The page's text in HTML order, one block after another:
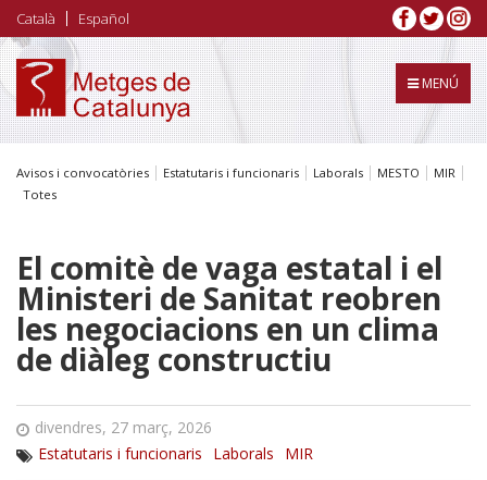
Vés
al
contingut
Català Español
MENÚ
Avisos i convocatòries Estatutaris i funcionaris Laborals MESTO
MIR
Totes
El comitè de vaga estatal i el
Ministeri de Sanitat reobren
les negociacions en un clima
de diàleg constructiu
divendres, 27 març, 2026
Estatutaris i funcionaris
Laborals MIR